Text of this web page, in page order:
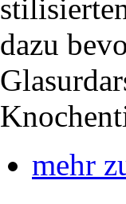
dazu
mehr